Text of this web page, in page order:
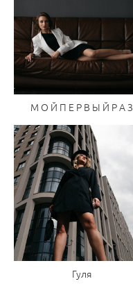
М О Й П Е Р В Ы Й Р А З
Гуля